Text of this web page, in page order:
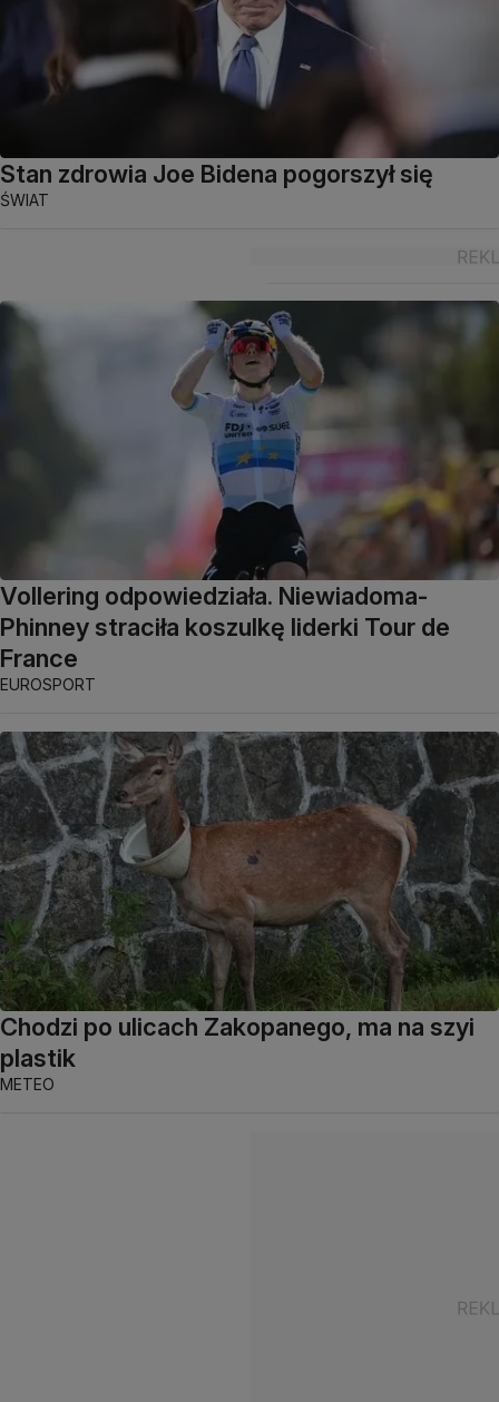
Stan zdrowia Joe Bidena pogorszył się
ŚWIAT
Vollering odpowiedziała. Niewiadoma-
Phinney straciła koszulkę liderki Tour de
France
EUROSPORT
Chodzi po ulicach Zakopanego, ma na szyi
plastik
METEO